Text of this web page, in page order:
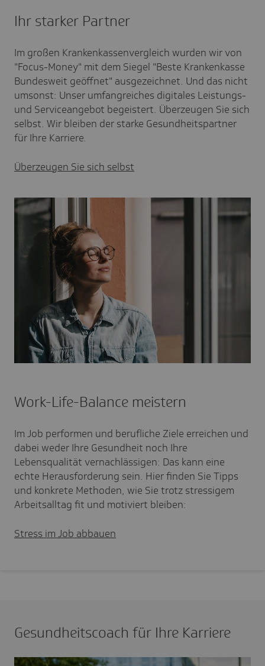
Ihr starker Partner
Im großen Krankenkassenvergleich wurden wir von
"Focus-Money" mit dem Siegel "Beste Krankenkasse
Bundesweit geöffnet" ausgezeichnet. Und das nicht
umsonst: Unser umfangreiches digitales Leistungs-
und Serviceangebot begeistert. Überzeugen Sie sich
selbst. Wir bleiben der starke Gesundheitspartner
für Ihre Karriere.
Überzeugen Sie sich selbst
Work-Life-Balance meistern
Im Job performen und berufliche Ziele erreichen und
dabei weder Ihre Gesundheit noch Ihre
Lebensqualität vernachlässigen: Das kann eine
echte Herausforderung sein. Hier finden Sie Tipps
und konkrete Methoden, wie Sie trotz stressigem
Arbeitsalltag fit und motiviert bleiben:
Stress im Job abbauen
Gesundheitscoach für Ihre Karriere